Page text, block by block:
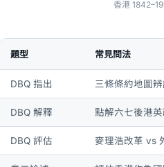
香港
題型 常見問法
DBQ 指出 三條條約地圖
DBQ 解釋 點解六七後港
DBQ 評估 麥理浩改革 vs